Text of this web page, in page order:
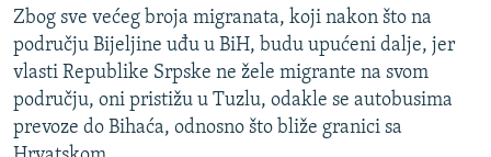
Zbog sve većeg broja migranata, koji nakon što na
području Bijeljine uđu u BiH, budu upućeni dalje, jer
vlasti Republike Srpske ne žele migrante na svom
području, oni pristižu u Tuzlu, odakle se autobusima
prevoze do Bihaća, odnosno što bliže granici sa